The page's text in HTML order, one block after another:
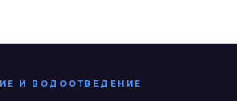
И ВОДООТВЕДЕНИЕ